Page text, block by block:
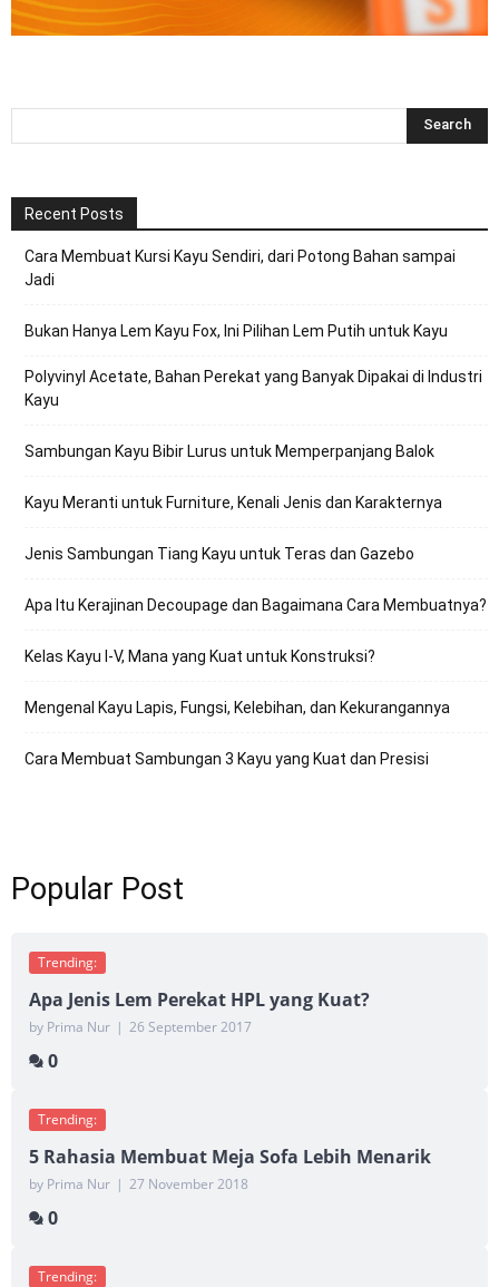
Recent Posts
Cara Membuat Kursi Kayu Sendiri, dari Potong Bahan sampai
Jadi
Bukan Hanya Lem Kayu Fox, Ini Pilihan Lem Putih untuk Kayu
Polyvinyl Acetate, Bahan Perekat yang Banyak Dipakai di Industri
Kayu
Sambungan Kayu Bibir Lurus untuk Memperpanjang Balok
Kayu Meranti untuk Furniture, Kenali Jenis dan Karakternya
Jenis Sambungan Tiang Kayu untuk Teras dan Gazebo
Apa Itu Kerajinan Decoupage dan Bagaimana Cara Membuatnya?
Kelas Kayu I-V, Mana yang Kuat untuk Konstruksi?
Mengenal Kayu Lapis, Fungsi, Kelebihan, dan Kekurangannya
Cara Membuat Sambungan 3 Kayu yang Kuat dan Presisi
Popular Post
Trending:
Apa Jenis Lem Perekat HPL yang Kuat?
by Prima Nur | 26 September 2017
0
Trending:
5 Rahasia Membuat Meja Sofa Lebih Menarik
by Prima Nur | 27 November 2018
0
Trending: